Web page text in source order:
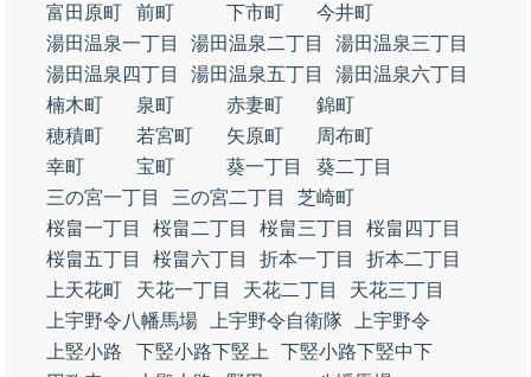
富田原町
前町 下市町
今井町
湯田温泉一丁目
湯田温泉二丁目
湯田温泉三丁目
湯田温泉四丁目
湯田温泉五丁目
湯田温泉六丁目
楠木町
泉町 赤妻町
錦町
穂積町
若宮町 矢原町
周布町
幸町
宝町 葵一丁目
葵二丁目
三の宮一丁目
三の宮二丁目
芝崎町
桜畠一丁目
桜畠二丁目 桜畠三丁目
桜畠四丁目
桜畠五丁目
桜畠六丁目 折本一丁目
折本二丁目
上天花町
天花一丁目 天花二丁目
天花三丁目
上宇野令八幡馬場
上宇野令自衛隊
上宇野令
上竪小路
下竪小路下竪上
下竪小路下竪中下